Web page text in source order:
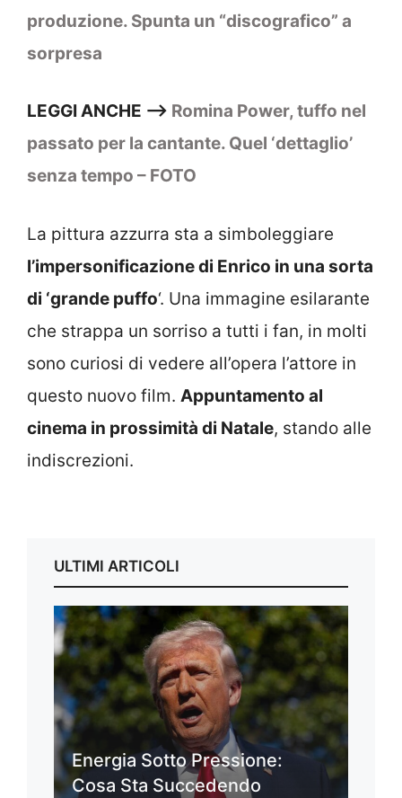
produzione. Spunta un “discografico” a
sorpresa
LEGGI ANCHE –> Romina Power, tuffo nel
passato per la cantante. Quel ‘dettaglio’
senza tempo – FOTO
La pittura azzurra sta a simboleggiare
l’impersonificazione di Enrico in una sorta
di ‘grande puffo‘. Una immagine esilarante
che strappa un sorriso a tutti i fan, in molti
sono curiosi di vedere all’opera l’attore in
questo nuovo film. Appuntamento al
cinema in prossimità di Natale, stando alle
indiscrezioni.
ULTIMI ARTICOLI
Energia Sotto Pressione:
Cosa Sta Succedendo